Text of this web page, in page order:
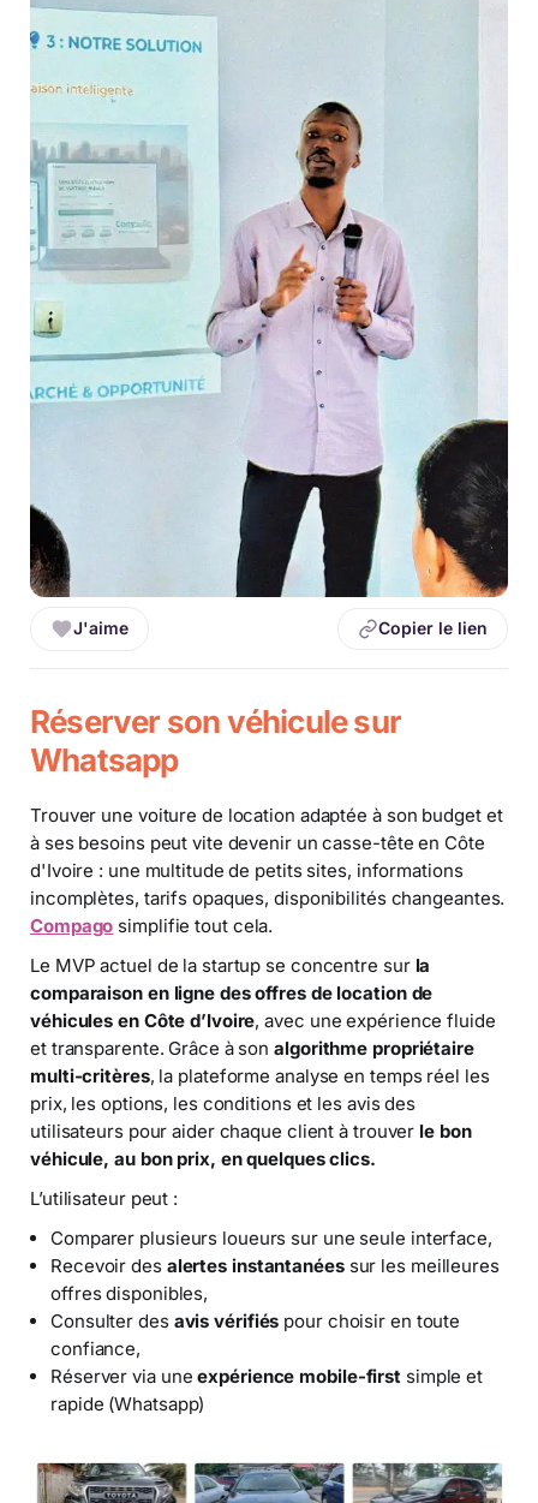
J'aime Copier le lien
Réserver son véhicule sur
Whatsapp
Trouver une voiture de location adaptée à son budget et
à ses besoins peut vite devenir un casse-tête en Côte
d'Ivoire : une multitude de petits sites, informations
incomplètes, tarifs opaques, disponibilités changeantes.
Compago simplifie tout cela.
Le MVP actuel de la startup se concentre sur la
comparaison en ligne des offres de location de
véhicules en Côte d’Ivoire, avec une expérience fluide
et transparente. Grâce à sonalgorithme propriétaire
multi-critères, la plateforme analyse en temps réel les
prix, les options, les conditions et les avis des
utilisateurs pour aider chaque client à trouver le bon
véhicule, au bon prix, en quelques clics.
L’utilisateur peut :
Comparer plusieurs loueurs sur une seule interface,
Recevoir des alertes instantanéessur les meilleures
offres disponibles,
Consulter des avis vérifiés pour choisir en toute
confiance,
Réserver via uneexpérience mobile-first simple et
rapide (Whatsapp)